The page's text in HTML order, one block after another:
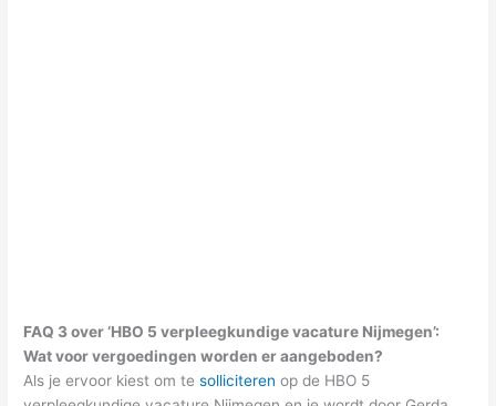
FAQ 3 over ‘HBO 5 verpleegkundige vacature Nijmegen’:
Wat voor vergoedingen worden er aangeboden?
Als je ervoor kiest om tesolliciteren op de HBO 5